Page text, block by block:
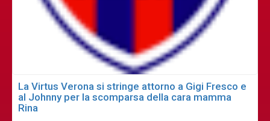
La Virtus Verona si stringe attorno a Gigi Fresco e
al Johnny per la scomparsa della cara mamma
Rina